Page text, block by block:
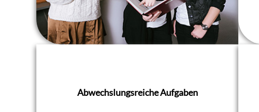
Abwechslungsreiche Aufgaben